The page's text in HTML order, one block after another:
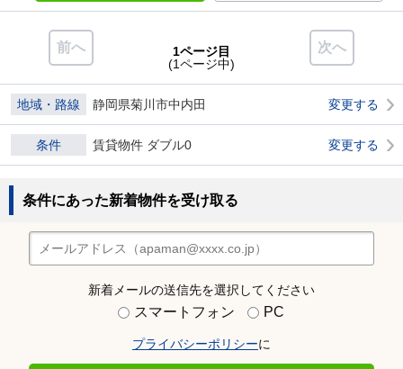
前へ 次へ
1ページ目
(1ページ中)
地域・路線 静岡県菊川市中内田 変更する
条件 賃貸物件 ダブル0 変更する
条件にあった新着物件を受け取る
新着メールの送信先を選択してください
スマートフォン PC
プライバシーポリシーに